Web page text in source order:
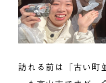
訪れる前は『古い町